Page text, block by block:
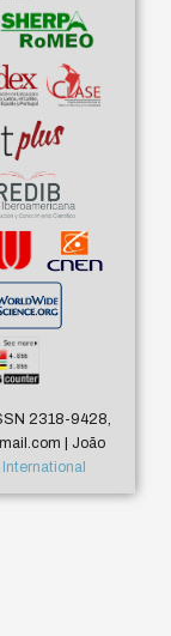
2318-9428,
| João